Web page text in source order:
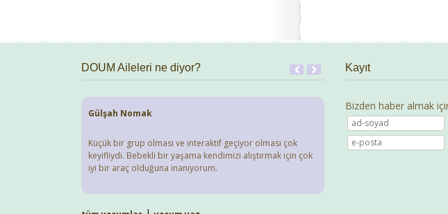
DOUM Aileleri ne diyor?
Gülşah Nomak
Küçük bir grup olması ve interaktif geçiyor olması çok
keyifliydi. Bebekli bir yaşama kendimizi alıştırmak için çok
iyi bir araç olduğuna inanıyorum.
Kayıt
Bizden haber almak